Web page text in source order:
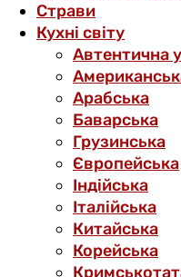
Страви
Кухні світу
Автентична
Арабська
Баварська
Грузинська
Європейська
Індійська
Італійська
Китайська
Корейська